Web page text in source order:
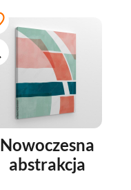
Nowoczesna
abstrakcja